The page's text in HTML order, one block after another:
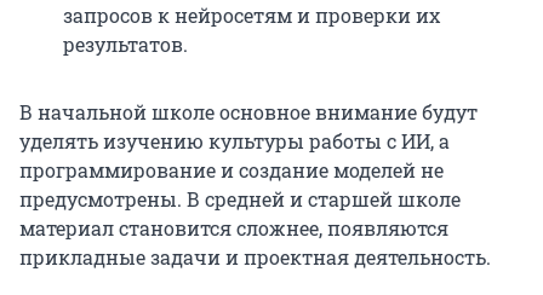
запросов к нейросетям и проверки их
результатов.
В начальной школе основное внимание будут
уделять изучению культуры работы с ИИ, а
программирование и создание моделей не
предусмотрены. В средней и старшей школе
материал становится сложнее, появляются
прикладные задачи и проектная деятельность.